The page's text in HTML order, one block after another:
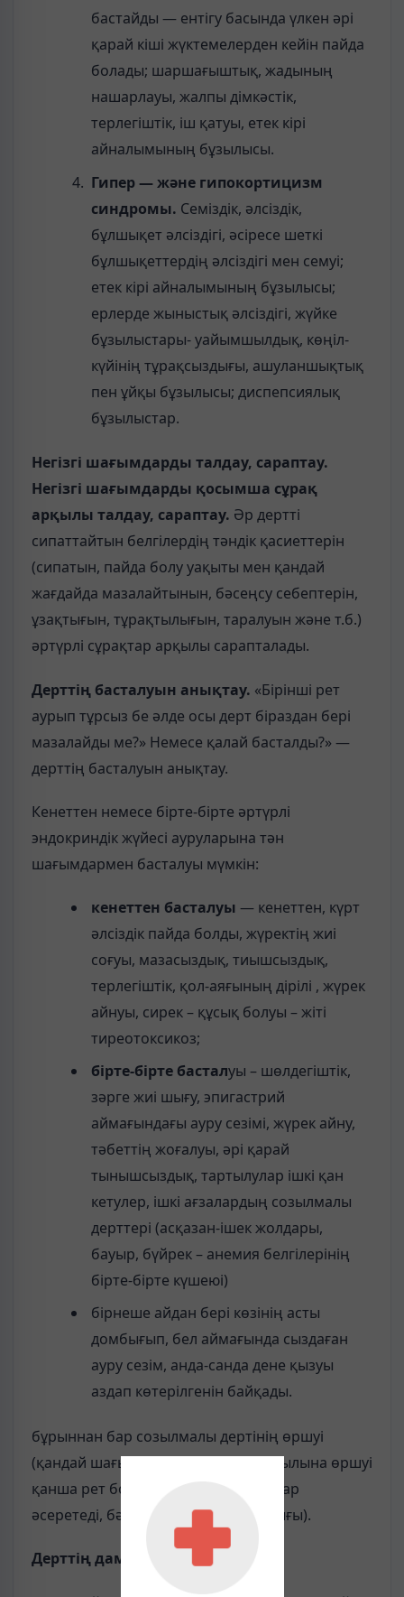
бастайды — ентігу басында үлкен әрі
қарай кіші жүктемелерден кейін пайда
болады; шаршағыштық, жадының
нашарлауы, жалпы дімкәстік,
терлегіштік, іш қатуы, етек кірі
айналымының бұзылысы.
Гипер — және гипокортицизм
синдромы. Семіздік, әлсіздік,
бұлшықет әлсіздігі, әсіресе шеткі
бұлшықеттердің әлсіздігі мен семуі;
етек кірі айналымының бұзылысы;
ерлерде жыныстық әлсіздігі, жүйке
бұзылыстары- уайымшылдық, көңіл-
күйінің тұрақсыздығы, ашуланшықтық
пен ұйқы бұзылысы; диспепсиялық
бұзылыстар.
Негізгі шағымдарды талдау, сараптау.
Негізгі шағымдарды қосымша сұрақ
арқылы талдау, сараптау. Әр дертті
сипаттайтын белгілердің тәндік қасиеттерін
(сипатын, пайда болу уақыты мен қандай
жағдайда мазалайтынын, бәсеңсу себептерін,
ұзақтығын, тұрақтылығын, таралуын және т.б.)
әртүрлі сұрақтар арқылы сарапталады.
Дерттің басталуын анықтау. «Бірінші рет
аурып тұрсыз бе әлде осы дерт біраздан бері
мазалайды ме?» Немесе қалай басталды?» —
дерттің басталуын анықтау.
Кенеттен немесе бірте-бірте әртүрлі
эндокриндік жүйесі ауруларына тән
шағымдармен басталуы мүмкін:
кенеттен басталуы — кенеттен, күрт
әлсіздік пайда болды, жүректің жиі
соғуы, мазасыздық, тиышсыздық,
терлегіштік, қол-аяғының дірілі , жүрек
айнуы, сирек – құсық болуы – жіті
тиреотоксикоз;
бірте-бірте басталуы – шөлдегіштік,
зәрге жиі шығу, эпигастрий
аймағындағы ауру сезімі, жүрек айну,
тәбеттің жоғалуы, әрі қарай
тынышсыздық, тартылулар ішкі қан
кетулер, ішкі ағзалардың созылмалы
дерттері (асқазан-ішек жолдары,
бауыр, бүйрек – анемия белгілерінің
бірте-бірте күшеюі)
бірнеше айдан бері көзінің асты
домбығып, бел аймағында сыздаған
ауру сезім, анда-санда дене қызуы
аздап көтерілгенін байқады.
бұрыннан бар созылмалы дертінің өршуі
(қандай шағымдармен басталды, жылына өршуі
қанша рет болады, қандай жағдайлар
әсеретеді, бәсеңсу кезеңінің ұзақтығы).
Дерттің дамуын анықтау.